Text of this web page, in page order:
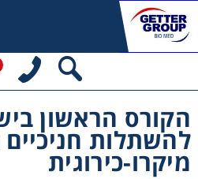
הקורס הראשון
להשתלות
מיקרו-כירוגית
form not found.
מעונין לקבל הצעת